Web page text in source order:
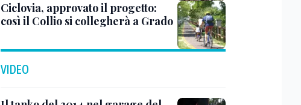
Ciclovia, approvato il progetto:
così il Collio si collegherà a Grado
VIDEO